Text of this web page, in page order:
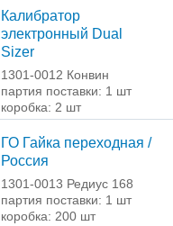
Калибратор
электронный Dual
Sizer
1301-0012 Конвин
партия поставки: 1 шт
коробка: 2 шт
ГО Гайка переходная /
Россия
1301-0013 Редиус 168
партия поставки: 1 шт
коробка: 200 шт